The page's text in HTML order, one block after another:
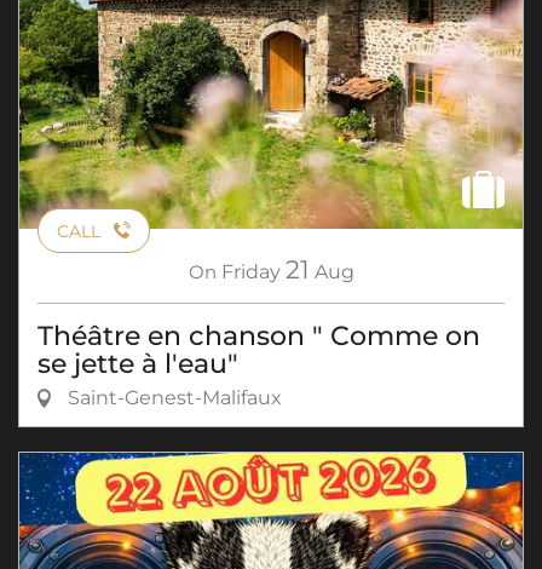
CALL
On Friday 21 Aug
Théâtre en chanson " Comme on
se jette à l'eau"
Saint-Genest-Malifaux